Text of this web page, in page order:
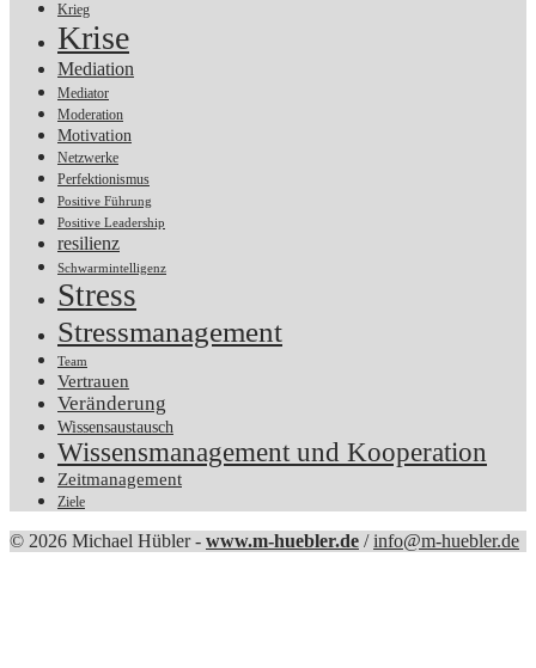
Krieg
Krise
Mediation
Mediator
Moderation
Motivation
Netzwerke
Perfektionismus
Positive Führung
Positive Leadership
resilienz
Schwarmintelligenz
Stress
Stressmanagement
Team
Vertrauen
Veränderung
Wissensaustausch
Wissensmanagement und Kooperation
Zeitmanagement
Ziele
© 2026 Michael Hübler - www.m-huebler.de /info@m-huebler.de